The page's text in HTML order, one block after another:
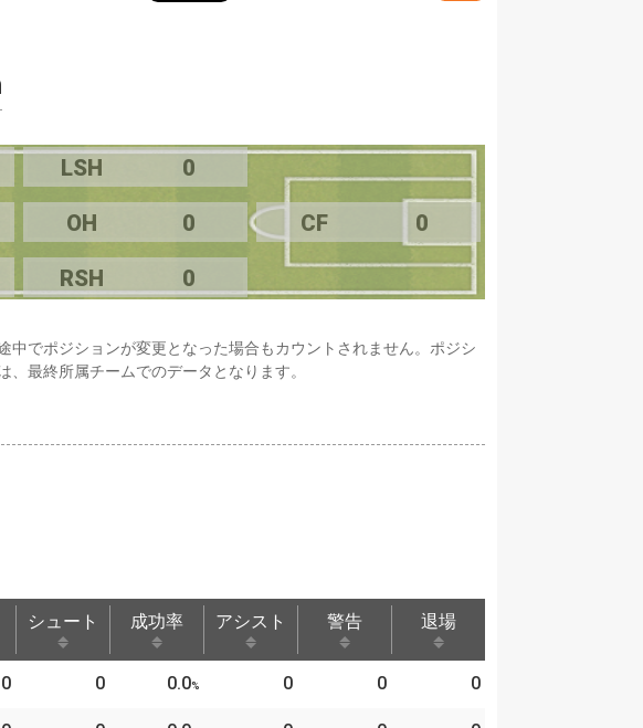
LSH 0
OH 0 CF 0
RSH 0
でポジションが変更となった場合もカウントされません。ポジシ
最終所属チームでのデータとなります。
シュート 成功率 アシスト 警告 退場
シュート 成功率 アシスト
0 0 0.0% 0 0 0